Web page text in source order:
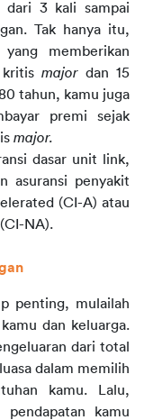
dari 3 kali sampai
Tak hanya itu,
memberikan
major dan 15
tahun, kamu juga
premi sejak
major.
dasar unit link,
asuransi penyakit
(CI-A) atau
NA).
penting, mulailah
dan keluarga.
dari total
dalam memilih
kamu. Lalu,
kamu